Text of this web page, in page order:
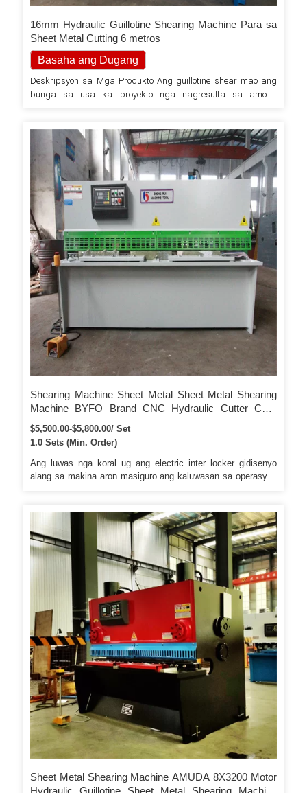
16mm Hydraulic Guillotine Shearing Machine Para sa
Sheet Metal Cutting 6 metros
Basaha ang Dugang
Deskripsyon sa Mga Produkto Ang guillotine shear mao ang
bunga sa usa ka proyekto nga nagresulta sa among
kaayo nga sakup nga sangkap sa China ug Europe. Ang
sangputanan usa ka hingpit nga pagsagol sa avant-garde
ug episyente nga teknolohiya, garantiya sa hilabihan ka lig-
on…
Shearing Machine Sheet Metal Sheet Metal Shearing
Machine BYFO Brand CNC Hydraulic Cutter CNC
Hydraulic Shearing Machine Para sa Sheet Metal
$5,500.00-$5,800.00/ Set
1.0 Sets (Min. Order)
Ang luwas nga koral ug ang electric inter locker gidisenyo
alang sa makina aron masiguro ang kaluwasan sa operasyon
terminal. RE:2. sigurado kami nga maghatag kalidad = presyo
ug pr ice = kalidad, ang gipares nga presyo ug madawat alang
sa mga kliyente ug lig-on alang sa among mga makina.
Sheet Metal Shearing Machine AMUDA 8X3200 Motor
Hydraulic Guillotine Sheet Metal Shearing Machine